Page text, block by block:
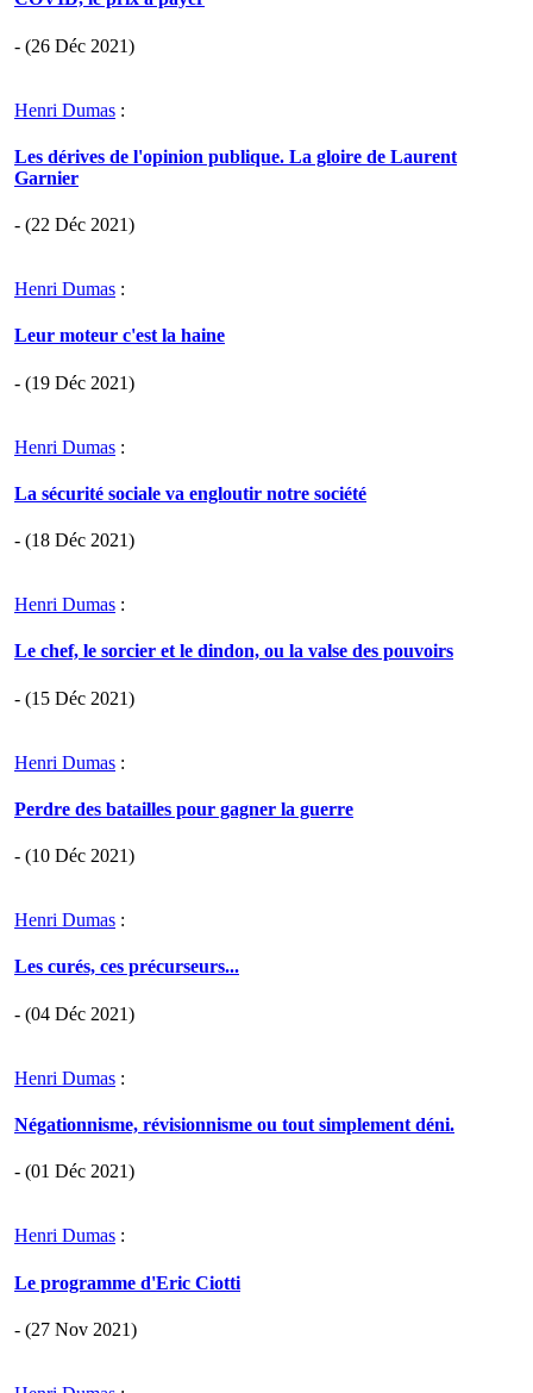
- (26 Déc 2021)
Henri Dumas :
Les dérives de l'opinion publique. La gloire de Laurent
Garnier
- (22 Déc 2021)
Henri Dumas :
Leur moteur c'est la haine
- (19 Déc 2021)
Henri Dumas :
La sécurité sociale va engloutir notre société
- (18 Déc 2021)
Henri Dumas :
Le chef, le sorcier et le dindon, ou la valse des pouvoirs
- (15 Déc 2021)
Henri Dumas :
Perdre des batailles pour gagner la guerre
- (10 Déc 2021)
Henri Dumas :
Les curés, ces précurseurs...
- (04 Déc 2021)
Henri Dumas :
Négationnisme, révisionnisme ou tout simplement déni.
- (01 Déc 2021)
Henri Dumas :
Le programme d'Eric Ciotti
- (27 Nov 2021)